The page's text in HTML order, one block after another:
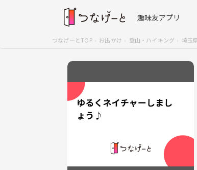
趣味友アプリ
つなげーとTOP お出かけ 登山・ハイキング 埼玉